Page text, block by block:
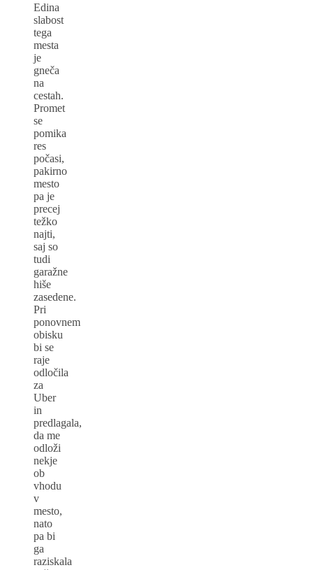
Edina
slabost
tega
mesta
je
gneča
na
cestah.
Promet
se
pomika
res
počasi,
pakirno
mesto
pa je
precej
težko
najti,
saj so
tudi
garažne
hiše
zasedene.
Pri
ponovnem
obisku
bi se
raje
odločila
za
Uber
in
predlagala,
da me
odloži
nekje
ob
vhodu
v
mesto,
nato
pa bi
ga
raziskala